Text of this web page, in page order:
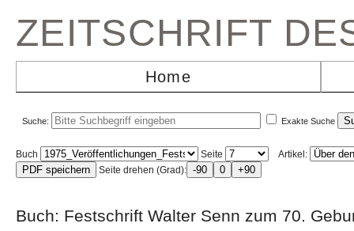
ZEITSCHRIFT
Home
Suche: Exakte Suche
Buch Seite
Artikel:
Seite drehen (Grad):
Buch: Festschrift Walter Senn zum 70.